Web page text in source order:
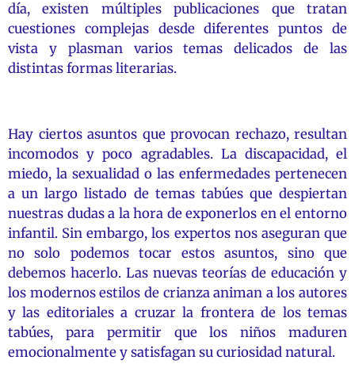
día, existen múltiples publicaciones que tratan
cuestiones complejas desde diferentes puntos de
vista y plasman varios temas delicados de las
distintas formas literarias.
Hay ciertos asuntos que provocan rechazo, resultan
incomodos y poco agradables. La discapacidad, el
miedo, la sexualidad o las enfermedades pertenecen
a un largo listado de temas tabúes que despiertan
nuestras dudas a la hora de exponerlos en el entorno
infantil. Sin embargo, los expertos nos aseguran que
no solo podemos tocar estos asuntos, sino que
debemos hacerlo. Las nuevas teorías de educación y
los modernos estilos de crianza animan a los autores
y las editoriales a cruzar la frontera de los temas
tabúes, para permitir que los niños maduren
emocionalmente y satisfagan su curiosidad natural.